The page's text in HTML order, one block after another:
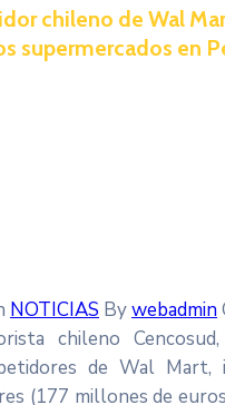
chileno de Wal Mart
supermercados en
NOTICIAS Bywebadmin
chileno
de Wal Mart,
(177 millones de